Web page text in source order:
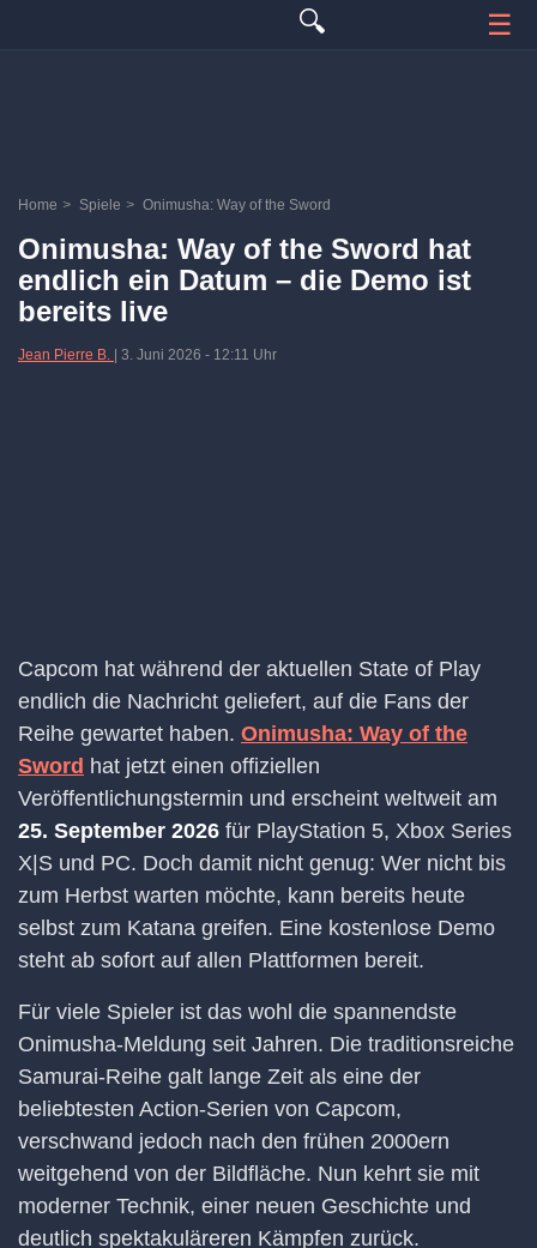
🔍 ☰
Home > Spiele > Onimusha: Way of the Sword
Onimusha: Way of the Sword hat
endlich ein Datum – die Demo ist
bereits live
Jean Pierre B. 3. Juni 2026 - 12:11 Uhr
Capcom hat während der aktuellen State of Play
endlich die Nachricht geliefert, auf die Fans der
Reihe gewartet haben. Onimusha: Way of the
Sword hat jetzt einen offiziellen
Veröffentlichungstermin und erscheint weltweit am
25. September 2026 für PlayStation 5, Xbox Series
X|S und PC. Doch damit nicht genug: Wer nicht bis
zum Herbst warten möchte, kann bereits heute
selbst zum Katana greifen. Eine kostenlose Demo
steht ab sofort auf allen Plattformen bereit.
Für viele Spieler ist das wohl die spannendste
Onimusha-Meldung seit Jahren. Die traditionsreiche
Samurai-Reihe galt lange Zeit als eine der
beliebtesten Action-Serien von Capcom,
verschwand jedoch nach den frühen 2000ern
weitgehend von der Bildfläche. Nun kehrt sie mit
moderner Technik, einer neuen Geschichte und
deutlich spektakuläreren Kämpfen zurück.